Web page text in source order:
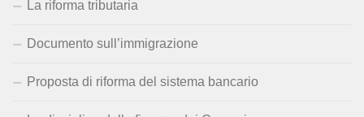
La riforma tributaria
Documento sull’immigrazione
Proposta di riforma del sistema bancario